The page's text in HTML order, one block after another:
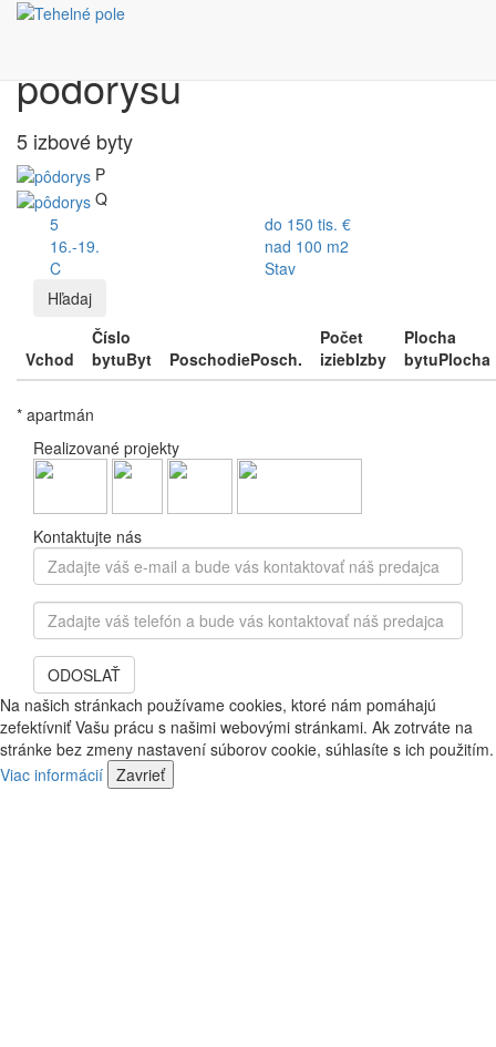
pôdorysu
5 izbové byty
P
Q
5
do 150 tis. €
16.-19.
nad 100 m2
C
Stav
Hľadaj
Vchod
Číslo
bytuByt PoschodiePosch.
Počet
iziebIzby
Plocha
bytuPlocha
* apartmán
Realizované projekty
Kontaktujte nás
Zadajte
váš
e-
mail
a
bude
vás
kontaktovať
náš
predajca
Zadajte
váš
telefón
bude
vás
kontaktovať
náš
predajca
ODOSLAŤ
Na našich stránkach používame cookies, ktoré nám pomáhajú
zefektívniť Vašu prácu s našimi webovými stránkami. Ak zotrváte na
stránke bez zmeny nastavení súborov cookie, súhlasíte s ich použitím.
Viac informácií Zavrieť